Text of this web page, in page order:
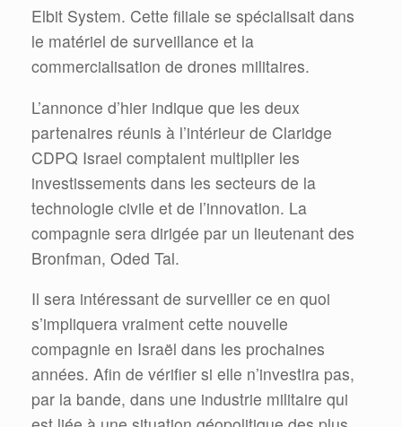
Elbit System. Cette filiale se spécialisait dans
le matériel de surveillance et la
commercialisation de drones militaires.
L’annonce d’hier indique que les deux
partenaires réunis à l’intérieur de Claridge
CDPQ Israel comptaient multiplier les
investissements dans les secteurs de la
technologie civile et de l’innovation. La
compagnie sera dirigée par un lieutenant des
Bronfman, Oded Tal.
Il sera intéressant de surveiller ce en quoi
s’impliquera vraiment cette nouvelle
compagnie en Israël dans les prochaines
années. Afin de vérifier si elle n’investira pas,
par la bande, dans une industrie militaire qui